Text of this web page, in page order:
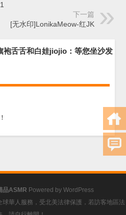
下一篇
[无水印]LonikaMeow-红JK
袍舌舌和白娃jiojio：等您坐沙发
品ASMR Powered by WordPress
華人服務，受北美法律保護，若訪客地區法